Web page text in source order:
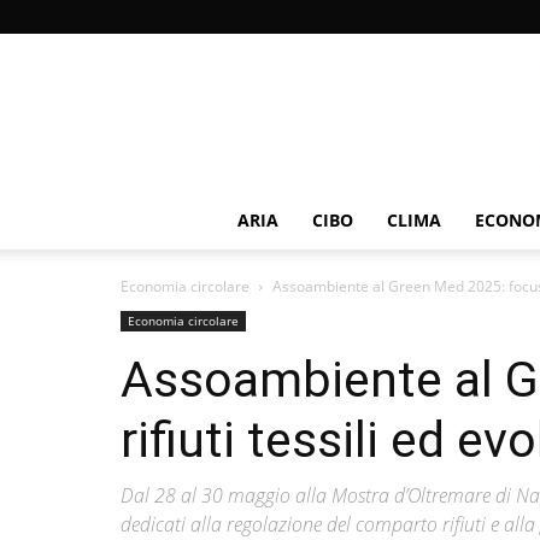
ARIA CIBO CLIMA
Economia circolare Assoambiente al Green Med 2025:
Economia circolare
Assoambiente al
rifiuti tessili ed
Dal 28 al 30 maggio alla Mostra d’Oltremare di
dedicati alla regolazione del comparto rifiuti e alla